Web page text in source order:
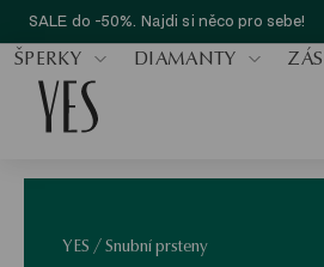
SALE do -50%. Najdi si něco pro sebe!
ŠPERKY DIAMANTY
YES /Snubní prsteny